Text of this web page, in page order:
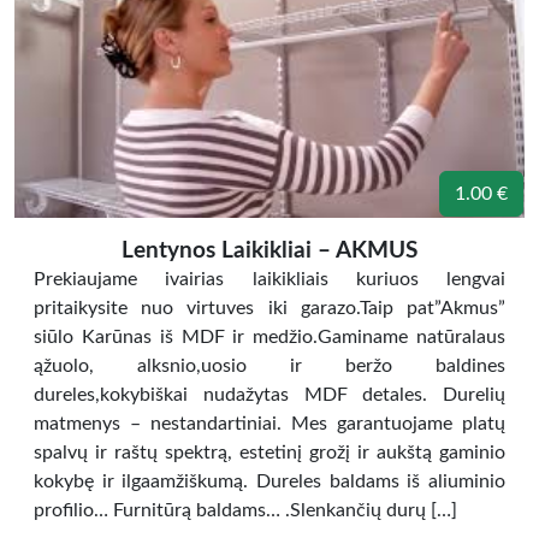
1.00 €
Lentynos Laikikliai – AKMUS
Prekiaujame ivairias laikikliais kuriuos lengvai
pritaikysite nuo virtuves iki garazo.Taip pat”Akmus”
siūlo Karūnas iš MDF ir medžio.Gaminame natūralaus
ąžuolo, alksnio,uosio ir beržo baldines
dureles,kokybiškai nudažytas MDF detales. Durelių
matmenys – nestandartiniai. Mes garantuojame platų
spalvų ir raštų spektrą, estetinį grožį ir aukštą gaminio
kokybę ir ilgaamžiškumą. Dureles baldams iš aliuminio
profilio… Furnitūrą baldams… .Slenkančių durų […]